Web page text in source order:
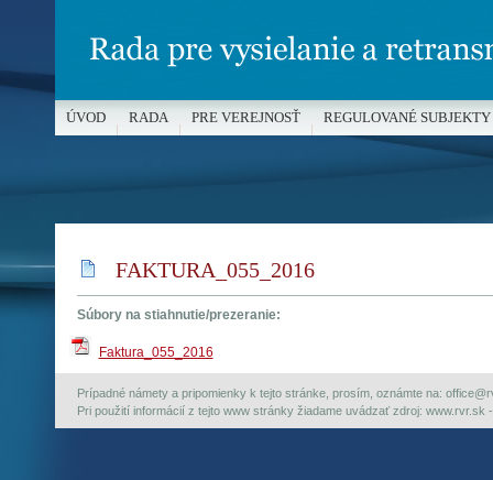
FAKTURA_055_2016
Súbory na stiahnutie/prezeranie:
Faktura_055_2016
Prípadné námety a pripomienky k tejto stránke, prosím, oznámte na:
Pri použití informácií z tejto www stránky žiadame uvádzať zdroj: www.rvr.sk
ÚVOD RADA PRE VEREJNOSŤ REGULOVANÉ SUBJEKTY